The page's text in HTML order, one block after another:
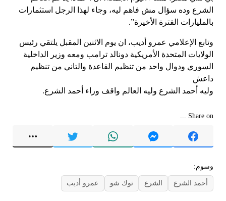
الشرع وده سؤال مش فاهم ليه، وجاء لهذا الرجل استثمارات
بالمليارات الفترة الأخيرة”.
وتابع الإعلامي عمرو أديب، ان يوم الاثنين المقبل يلتقي رئيس
الولايات المتحدة الأمريكية دونالد ترامب ومعه وزير الداخلية
السوري ودوال واحد من تنظيم القاعدة والتاني من تنظيم
داعش
وليه أحمد الشرع وليه العالم واقف وراء أحمد الشرع.
Share on ...
وسوم:
أحمد الشرع الشرع توك شو عمرو أديب